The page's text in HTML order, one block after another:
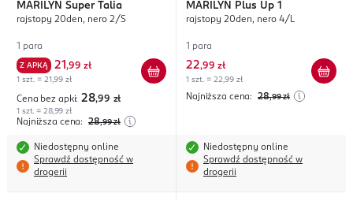
MARILYN Super Talia
rajstopy 20den, nero 2/S
1 para
Z APKĄ 21 ,99 zł
1 szt. = 21,99 zł
Cena bez apki: 28,99 zł
1 szt. = 28,99 zł
Najniższa cena: 28,99 zł
Niedostępny online
Sprawdź dostępność w
drogerii
MARILYN Plus Up 1
rajstopy 20den, nero 4/L
1 para
22,99 zł
1 szt. = 22,99 zł
Najniższa cena: 28,99 zł
Niedostępny online
Sprawdź dostępność w
drogerii